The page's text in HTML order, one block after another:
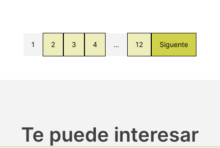
1 2 3 4 … 12 Siguente
Te puede interesar